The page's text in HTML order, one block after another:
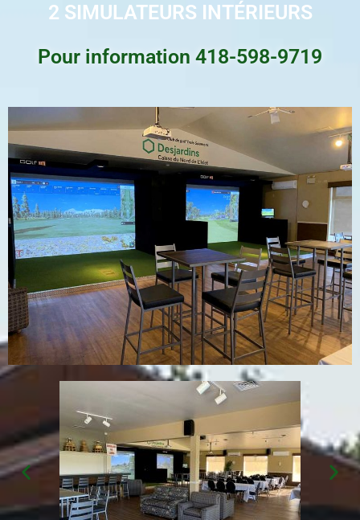
2 SIMULATEURS INTÉRIEURS
Pour information 418-598-9719